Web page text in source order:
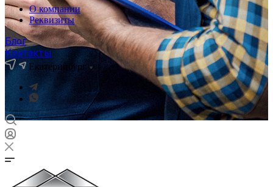
О компании
Реквизиты
Блог
Контакты
Екатеринбург